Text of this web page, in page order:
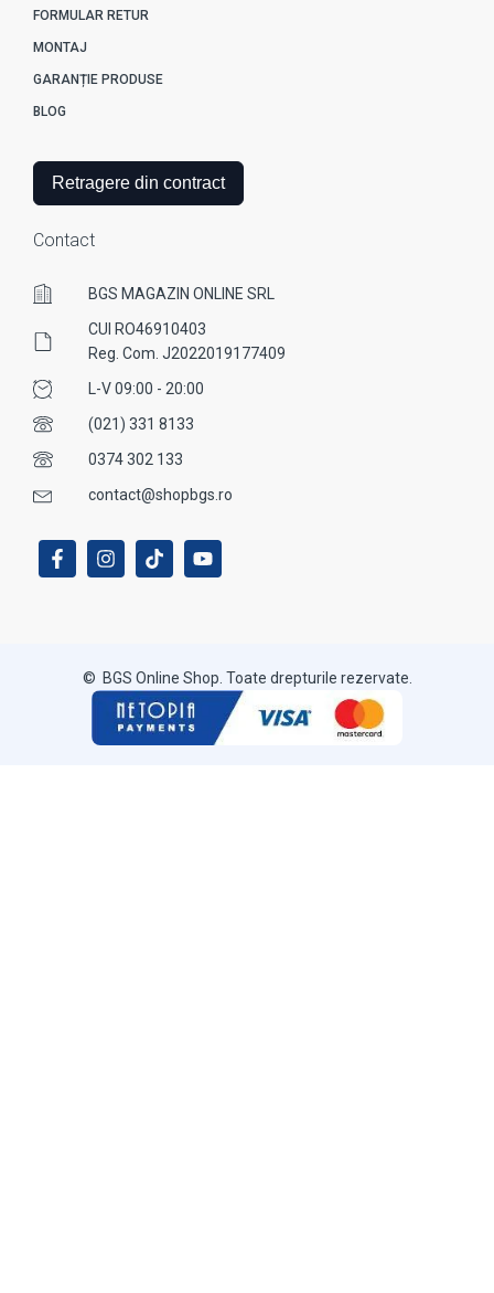
FORMULAR RETUR
MONTAJ
GARANȚIE PRODUSE
BLOG
Retragere din contract
Contact
BGS MAGAZIN ONLINE SRL
CUI RO46910403
Reg. Com. J2022019177409
L-V 09:00 - 20:00
(021) 331 8133
0374 302 133
contact@shopbgs.ro
© BGS Online Shop. Toate drepturile rezervate.